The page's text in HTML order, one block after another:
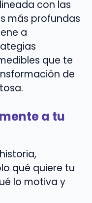
con las
más profundas
a
que te
de
a tu
qué quiere tu
lo motiva y